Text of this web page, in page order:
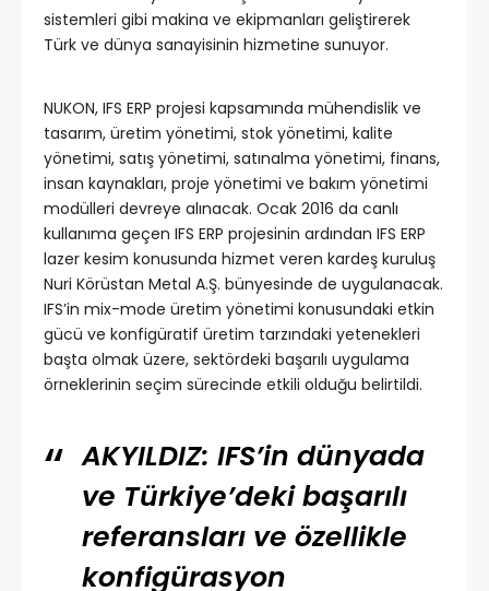
sistemleri gibi makina ve ekipmanları geliştirerek
Türk ve dünya sanayisinin hizmetine sunuyor.
NUKON, IFS ERP projesi kapsamında mühendislik ve
tasarım, üretim yönetimi, stok yönetimi, kalite
yönetimi, satış yönetimi, satınalma yönetimi, finans,
insan kaynakları, proje yönetimi ve bakım yönetimi
modülleri devreye alınacak. Ocak 2016 da canlı
kullanıma geçen IFS ERP projesinin ardından IFS ERP
lazer kesim konusunda hizmet veren kardeş kuruluş
Nuri Körüstan Metal A.Ş. bünyesinde de uygulanacak.
IFS’in mix-mode üretim yönetimi konusundaki etkin
gücü ve konfigüratif üretim tarzındaki yetenekleri
başta olmak üzere, sektördeki başarılı uygulama
örneklerinin seçim sürecinde etkili olduğu belirtildi.
AKYILDIZ: IFS’in dünyada
ve Türkiye’deki başarılı
referansları ve özellikle
konfigürasyon